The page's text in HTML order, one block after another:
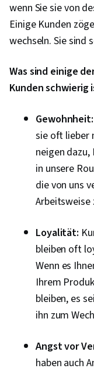
wenn Sie sie von
Einige Kunden
wechseln. Sie sind
Was sind einige
Kunden schwierig
Gewohnheit:
sie oft lieber
neigen
in unsere
die von uns
Arbeitsweise
Loyalität:
bleiben oft
Wenn es
Ihrem
bleiben, es
ihn zum
Angst vor
haben auch